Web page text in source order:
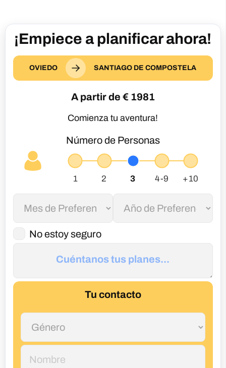
¡Empiece a planificar ahora!
OVIEDO SANTIAGO DE COMPOSTELA
A partir de € 1981
Comienza tu aventura!
Número de Personas
No estoy seguro
Tu contacto